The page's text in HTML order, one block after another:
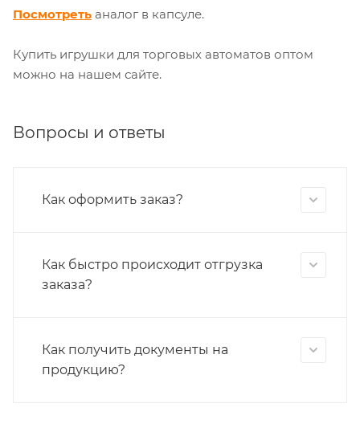
Посмотреть аналог в капсуле.
Купить игрушки для торговых автоматов оптом
можно на нашем сайте.
Вопросы и ответы
Как оформить заказ?
Как быстро происходит отгрузка
заказа?
Как получить документы на
продукцию?